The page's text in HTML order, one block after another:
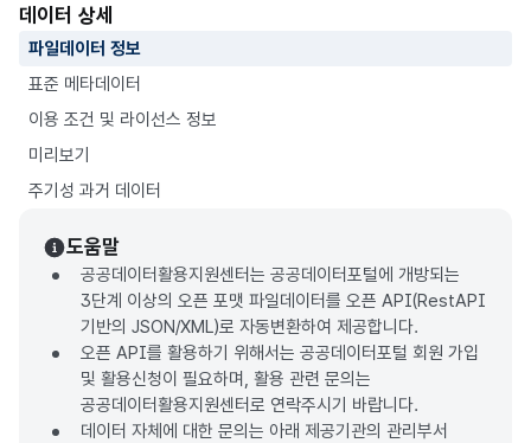
데이터 상세
파일데이터 정보
표준 메타데이터
이용 조건 및 라이선스 정보
미리보기
주기성 과거 데이터
도움말
공공데이터활용지원센터는 공공데이터포털에 개방되는
3단계 이상의 오픈 포맷 파일데이터를 오픈 API(RestAPI
기반의 JSON/XML)로 자동변환하여 제공합니다.
오픈 API를 활용하기 위해서는 공공데이터포털 회원 가입
및 활용신청이 필요하며, 활용 관련 문의는
공공데이터활용지원센터로 연락주시기 바랍니다.
데이터 자체에 대한 문의는 아래 제공기관의 관리부서